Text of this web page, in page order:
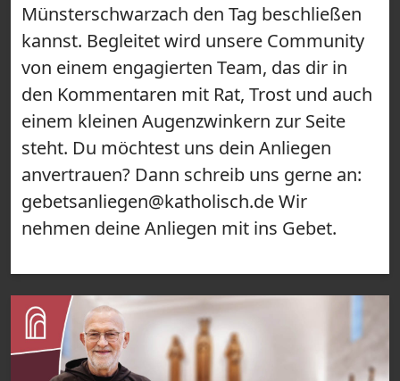
Münsterschwarzach den Tag beschließen
kannst. Begleitet wird unsere Community
von einem engagierten Team, das dir in
den Kommentaren mit Rat, Trost und auch
einem kleinen Augenzwinkern zur Seite
steht. Du möchtest uns dein Anliegen
anvertrauen? Dann schreib uns gerne an:
gebetsanliegen@katholisch.de Wir
nehmen deine Anliegen mit ins Gebet.